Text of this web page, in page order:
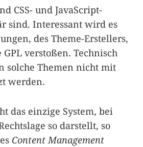
CSS- und JavaScript-
sind. Interessant wird es
des Theme-Erstellers,
verstoßen. Technisch
solche Themen nicht mit
werden.
das einzige System, bei
so darstellt, so
Content Management